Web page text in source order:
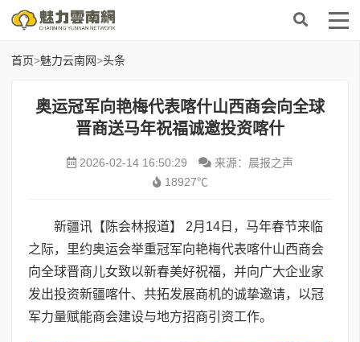
首页>魅力云南网>头条
奥运冠军向艳梅代表喀什山西商会向全球
晋商送马年祝福诚邀投资喀什
2026-02-14 16:50:29
来源：晨报之声
18927℃
新疆讯【陈会林报道】 2月14日，马年春节来临
之际，里约奥运会举重冠军向艳梅代表喀什山西商会
向全球晋商儿女致以新春美好祝福，并向广大企业家
发出投资新疆喀什、共拓发展商机的诚挚邀请，以冠
军力量赋能商会建设与地方招商引资工作。